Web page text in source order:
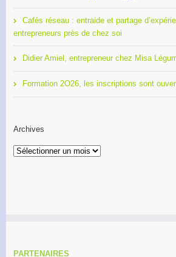
Cafés réseau : entraide et partage
entrepreneurs près de chez soi
Didier Amiel, entrepreneur chez Misa
Formation 2O26, les inscriptions sont
Archives
Archives
PARTENAIRES